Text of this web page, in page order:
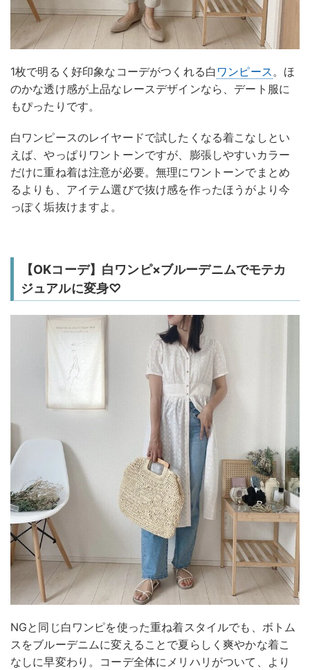
1枚で明るく好印象なコーデがつくれる白 ワンピース。ほ
のかな透け感が上品なレースデザインなら、デート服に
もぴったりです。
白ワンピースのレイヤードで試したくなる着こなしとい
えば、やっぱりワントーンですが、膨張しやすいカラー
だけに重ね着は注意が必要。無理にワントーンでまとめ
るよりも、アイテム選びで抜け感を作ったほうがより今
っぽく垢抜けますよ。
【OKコーデ】白ワンピ×ブルーデニムでモテカ
ジュアルに変身♡
NGと同じ白ワンピを使った重ね着スタイルでも、ボトム
スをブルーデニムに変えることで夏らしく爽やかな着こ
なしに早変わり。コーデ全体にメリハリがついて、より